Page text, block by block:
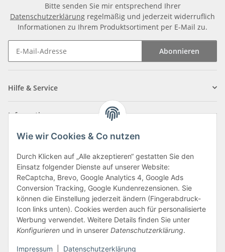
Wie wir Cookies & Co nutzen
Durch Klicken auf „Alle akzeptieren“ gestatten Sie den
Einsatz folgender Dienste auf unserer Website:
ReCaptcha, Brevo, Google Analytics 4, Google Ads
Conversion Tracking, Google Kundenrezensionen. Sie
können die Einstellung jederzeit ändern (Fingerabdruck-
Icon links unten). Cookies werden auch für personalisierte
Werbung verwendet. Weitere Details finden Sie unter
Konfigurieren und in unserer Datenschutzerklärung.
Impressum Datenschutzerklärung
Bitte senden Sie mir entsprechend Ihrer
Datenschutzerklärung regelmäßig und jederzeit widerruflich
Informationen zu Ihrem Produktsortiment per E-Mail zu.
Abonnieren
Hilfe & Service
Informationen
Zahlungsarten
Vertrag widerrufen